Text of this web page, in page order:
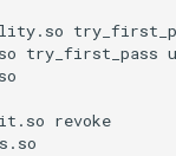
try_first_pass
revoke